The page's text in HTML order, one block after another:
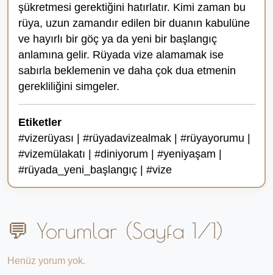
şükretmesi gerektiğini hatırlatır. Kimi zaman bu
rüya, uzun zamandır edilen bir duanın kabulüne
ve hayırlı bir göç ya da yeni bir başlangıç
anlamına gelir. Rüyada vize alamamak ise
sabırla beklemenin ve daha çok dua etmenin
gerekliliğini simgeler.
Etiketler
#vizerüyası | #rüyadavizealmak | #rüyayorumu |
#vizemülakatı | #diniyorum | #yeniyaşam |
#rüyada_yeni_başlangıç | #vize
💬 Yorumlar (Sayfa 1/1)
Henüz yorum yok.